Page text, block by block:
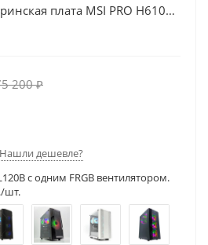
плата MSI PRO H610M-
5070 12Гб, Память
200₽
Нашли дешевле?
c одним FRGB вентилятором.
шт.